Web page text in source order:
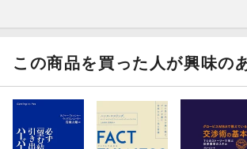
この商品を買った人が興味の